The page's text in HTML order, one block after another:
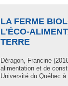
LA FERME
L'ÉCO-
TERRE
Déragon, Francine
alimentation et de
Université du Québec